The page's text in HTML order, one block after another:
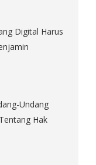
Digital Harus
Undang
Hak